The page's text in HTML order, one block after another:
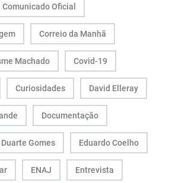
Comunicado Oficial
Correio da Manhã
Machado Covid-19
Curiosidades David Elleray
Documentação
Duarte Gomes Eduardo Coelho
ENAJ Entrevista